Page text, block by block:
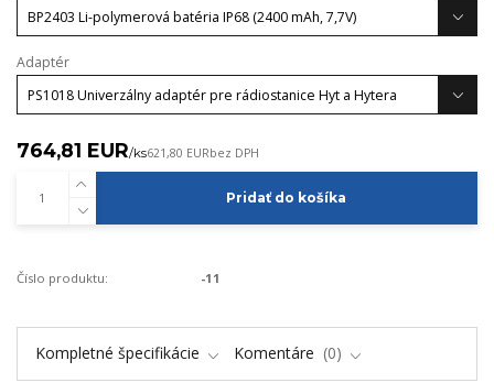
Adaptér
764,81 EUR/ks621,80 EURbez DPH
Pridať do košíka
Číslo produktu: -11
Kompletné špecifikácie Komentáre 0